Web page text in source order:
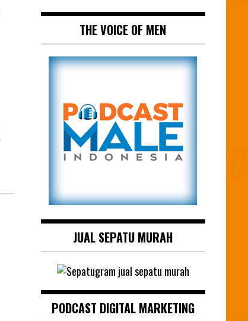
THE VOICE OF MEN
JUAL SEPATU MURAH
PODCAST DIGITAL MARKETING